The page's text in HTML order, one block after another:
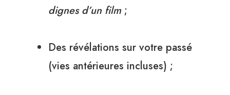
dignes d’un film ;
Des révélations sur votre passé
(vies antérieures incluses) ;